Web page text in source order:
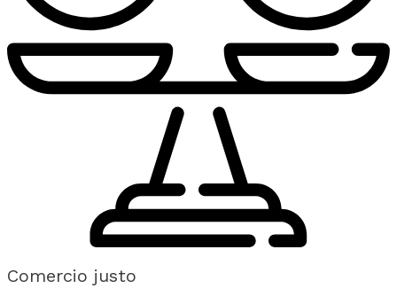
Comercio justo